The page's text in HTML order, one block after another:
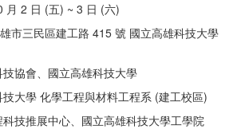
月 2 日 (五) ~ 3 日 (六)
市三民區建工路 415 號 國立高雄科技大學
協會、國立高雄科技大學
大學 化學工程與材料工程系 (建工校區)
技推展中心、國立高雄科技大學工學院